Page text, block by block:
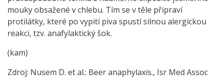
mouky obsažené v chlebu. Tím se v těle připraví
protilátky, které po vypití piva spustí silnou alergickou
reakci, tzv. anafylaktický šok.
(kam)
Zdroj: Nusem D. et al.: Beer anaphylaxis., Isr Med Assoc